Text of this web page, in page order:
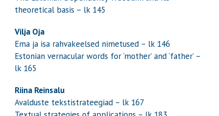
theoretical basis – lk 145
Vilja Oja
Ema ja isa rahvakeelsed nimetused – lk 146
Estonian vernacular words for ‘mother’ and ‘father’ –
lk 165
Riina Reinsalu
Avalduste tekstistrateegiad – lk 167